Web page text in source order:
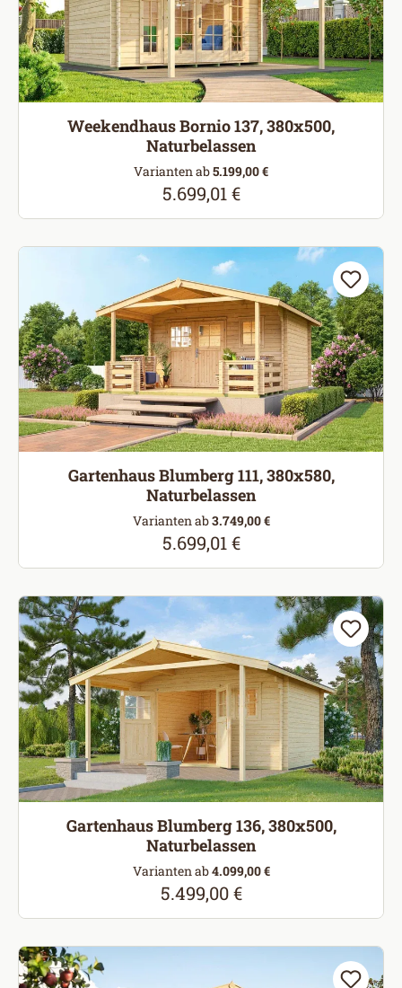
Weekendhaus Bornio 137, 380x500,
Naturbelassen
Varianten ab5.199,00 €
Regulärer Preis:
5.699,01 €
Gartenhaus Blumberg 111, 380x580,
Naturbelassen
Varianten ab3.749,00 €
Regulärer Preis:
5.699,01 €
Gartenhaus Blumberg 136, 380x500,
Naturbelassen
Varianten ab4.099,00 €
Regulärer Preis:
5.499,00 €